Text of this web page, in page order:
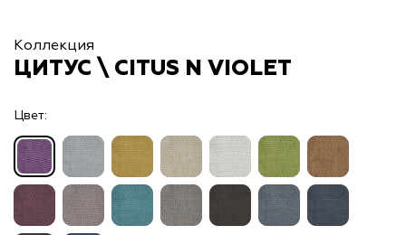
Коллекция
ЦИТУС \ CITUS N VIOLET
Цвет: